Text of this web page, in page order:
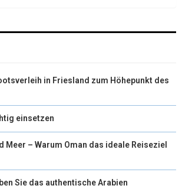
in Friesland zum Höhepunkt des
einsetzen
Meer – Warum Oman das ideale Reiseziel
Sie das authentische Arabien